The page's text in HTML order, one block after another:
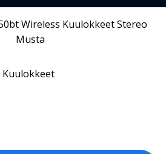
Kuulokkeet